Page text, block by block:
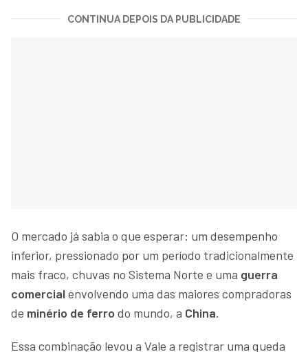
CONTINUA DEPOIS DA PUBLICIDADE
O mercado já sabia o que esperar: um desempenho
inferior, pressionado por um período tradicionalmente
mais fraco, chuvas no Sistema Norte e uma guerra
comercial envolvendo uma das maiores compradoras
de minério de ferro do mundo, a China.
Essa combinação levou a Vale a registrar uma queda